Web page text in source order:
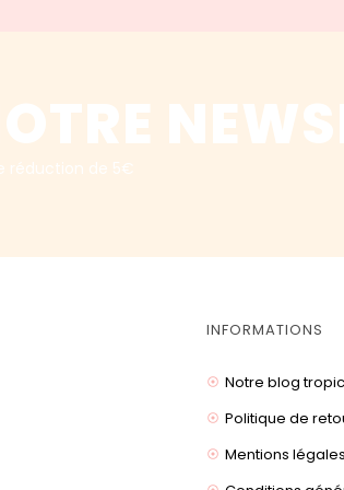
réduction de 5€
INFORMATIONS
Notre blog
Politique de
Mentions